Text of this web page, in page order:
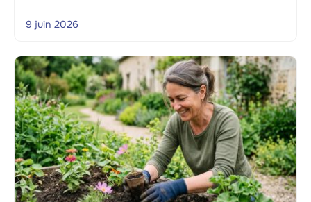
9 juin 2026